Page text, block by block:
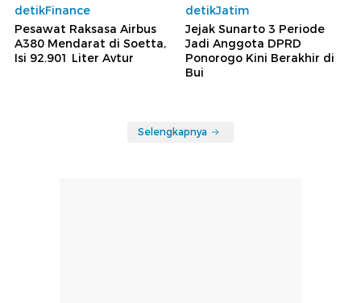
detikFinance
Pesawat Raksasa Airbus
A380 Mendarat di Soetta,
Isi 92.901 Liter Avtur
detikJatim
Jejak Sunarto 3 Periode
Jadi Anggota DPRD
Ponorogo Kini Berakhir di
Bui
Selengkapnya